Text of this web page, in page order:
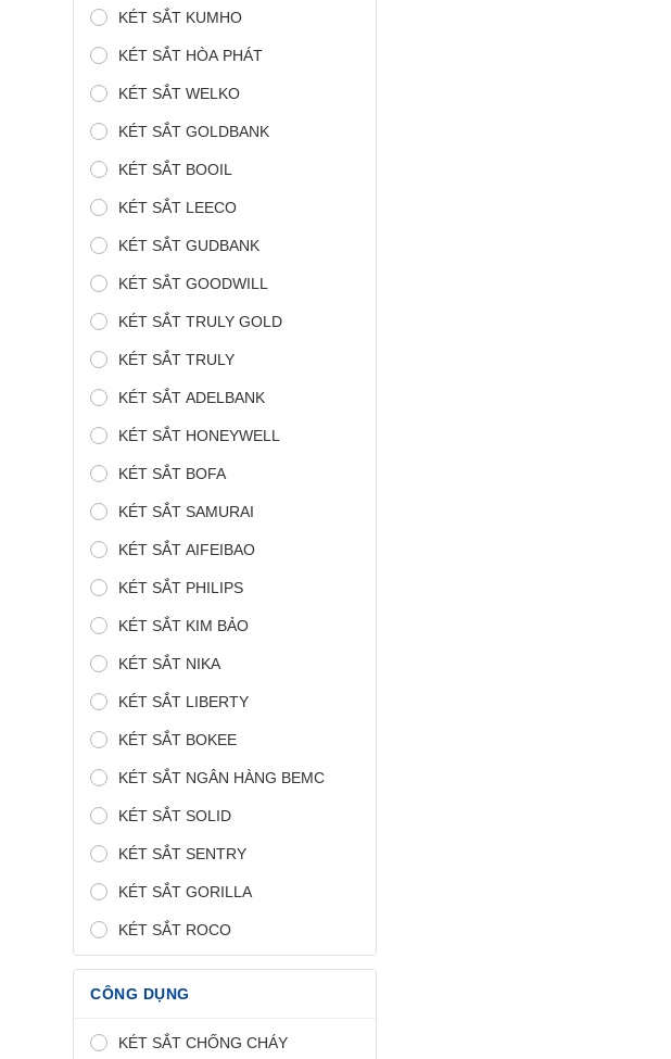
KÉT SẮT KUMHO
KÉT SẮT HÒA PHÁT
KÉT SẮT WELKO
KÉT SẮT GOLDBANK
KÉT SẮT BOOIL
KÉT SẮT LEECO
KÉT SẮT GUDBANK
KÉT SẮT GOODWILL
KÉT SẮT TRULY GOLD
KÉT SẮT TRULY
KÉT SẮT ADELBANK
KÉT SẮT HONEYWELL
KÉT SẮT BOFA
KÉT SẮT SAMURAI
KÉT SẮT AIFEIBAO
KÉT SẮT PHILIPS
KÉT SẮT KIM BẢO
KÉT SẮT NIKA
KÉT SẮT LIBERTY
KÉT SẮT BOKEE
KÉT SẮT NGÂN HÀNG BEMC
KÉT SẮT SOLID
KÉT SẮT SENTRY
KÉT SẮT GORILLA
KÉT SẮT ROCO
CÔNG DỤNG
KÉT SẮT CHỐNG CHÁY